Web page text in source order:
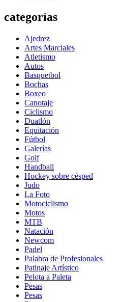
categorías
Ajedrez
Artes Marciales
Atletismo
Autos
Basquetbol
Bochas
Boxeo
Canotaje
Ciclismo
Duatlón
Equitación
Fútbol
Galerías
Golf
Handball
Hockey sobre césped
Judo
La Foto
Motociclismo
Motos
MTB
Natación
Newcom
Padel
Palabra de Profesionales
Patinaje Artístico
Pelota a Paleta
Pesas
Pesas